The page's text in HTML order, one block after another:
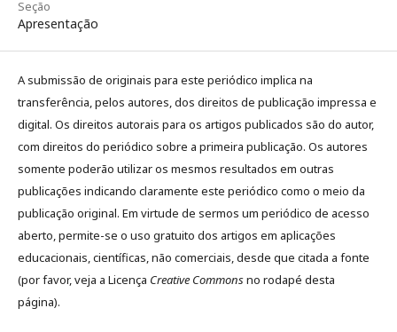
Seção
Apresentação
A submissão de originais para este periódico implica na
transferência, pelos autores, dos direitos de publicação impressa e
digital. Os direitos autorais para os artigos publicados são do autor,
com direitos do periódico sobre a primeira publicação. Os autores
somente poderão utilizar os mesmos resultados em outras
publicações indicando claramente este periódico como o meio da
publicação original. Em virtude de sermos um periódico de acesso
aberto, permite-se o uso gratuito dos artigos em aplicações
educacionais, científicas, não comerciais, desde que citada a fonte
(por favor, veja a Licença Creative Commonsno rodapé desta
página).